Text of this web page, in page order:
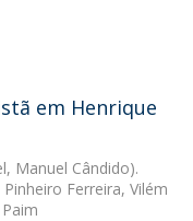
em Henrique
Manuel Cândido).
Ferreira, Vilém